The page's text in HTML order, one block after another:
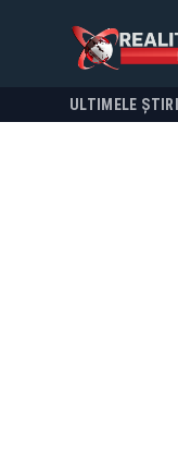
ULTIMELE ȘTIRI